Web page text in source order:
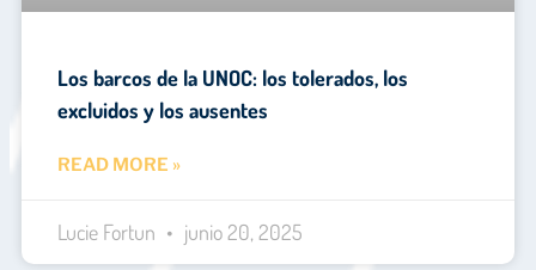
Los barcos de la UNOC: los tolerados, los
excluidos y los ausentes
READ MORE »
Lucie Fortun junio 20, 2025